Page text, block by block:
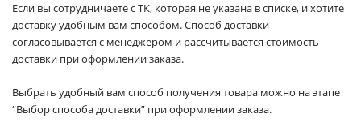
Если вы сотрудничаете с ТК, которая не указана в списке, и хотите
доставку удобным вам способом. Способ доставки
согласовывается с менеджером и рассчитывается стоимость
доставки при оформлении заказа.
Выбрать удобный вам способ получения товара можно на этапе
“Выбор способа доставки” при оформлении заказа.